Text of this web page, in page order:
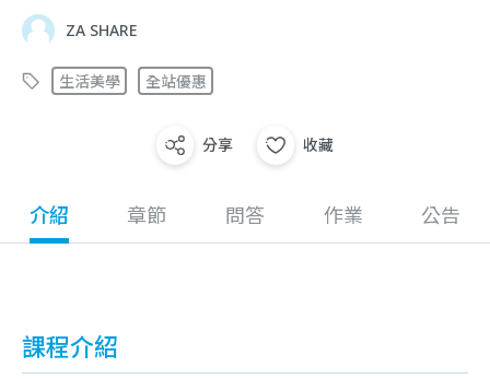
ZA SHARE
生活美學 全站優惠
分享 收藏
介紹 章節 問答 作業 公告
課程介紹